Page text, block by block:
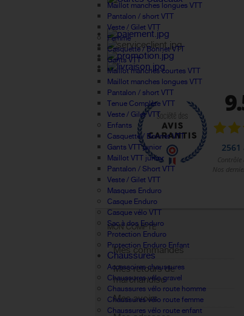
Maillot manches longues VTT
Pantalon / short VTT
Veste / Gilet VTT
Femme
Casquette / Bonnet VTT
Gants VTT
Maillot manches courtes VTT
Maillot manches longues VTT
Pantalon / short VTT
Tenue Complète VTT
Veste / Gilet VTT
Enfants
Casquette / Bonnet VTT
Gants VTT junior
Maillot VTT junior
Pantalon / Short VTT
Veste / Gilet VTT
Masques Enduro
Casque Enduro
Casque vélo VTT
Sac à dos Enduro
Protection Enduro
Protection Enduro Enfant
Chaussures
Accessoires chaussures
Chaussures vélo gravel
Chaussures vélo route homme
Chaussures vélo route femme
Chaussures vélo route enfant
MON COMPTE
Mes commandes
Mes retours de
marchandise
Mes avoirs